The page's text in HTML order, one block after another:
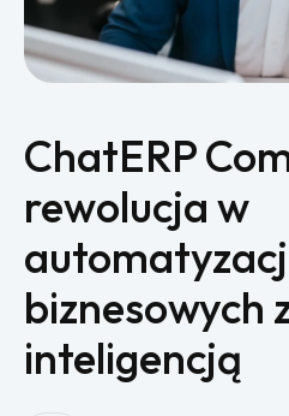
ChatERP
rewolucja w
biznesowych
inteligencją